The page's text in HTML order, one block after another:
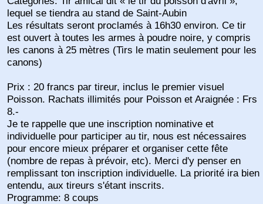
lequel se tiendra au stand de Saint-Aubin
Les résultats seront proclamés à 16h30 environ. Ce tir
est ouvert à toutes les armes à poudre noire, y compris
les canons à 25 mètres (Tirs le matin seulement pour les
canons)
Prix : 20 francs par tireur, inclus le premier visuel
Poisson. Rachats illimités pour Poisson et Araignée : Frs
8.-
Je te rappelle que une inscription nominative et
individuelle pour participer au tir, nous est nécessaires
pour encore mieux préparer et organiser cette fête
(nombre de repas à prévoir, etc). Merci d'y penser en
remplissant ton inscription individuelle. La priorité ira bien
entendu, aux tireurs s'étant inscrits.
Programme: 8 coups